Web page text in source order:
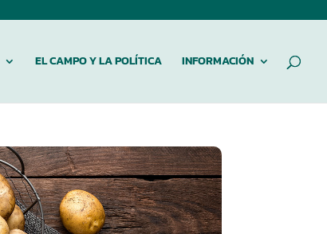
EL CAMPO Y LA POLÍTICA INFORMACIÓN